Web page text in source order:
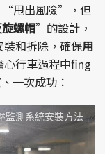
甩出風險”，但
螺帽”的設計，
和拆除，確保用
心行車過程中fing
一次成功：
監測系統安裝方法